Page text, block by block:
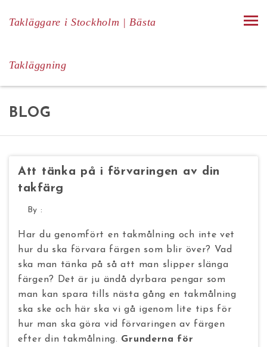
Takläggare i Stockholm | Bästa
Takläggning
BLOG
Att tänka på i förvaringen av din
takfärg
By :
Har du genomfört en takmålning och inte vet
hur du ska förvara färgen som blir över? Vad
ska man tänka på så att man slipper slänga
färgen? Det är ju ändå dyrbara pengar som
man kan spara tills nästa gång en takmålning
ska ske och här ska vi gå igenom lite tips för
hur man ska göra vid förvaringen av färgen
efter din takmålning. Grunderna för